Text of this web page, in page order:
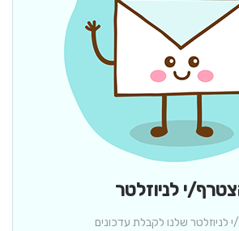
י לניוזלטר
לניוזלטר שלנו לקבלת עדכונים